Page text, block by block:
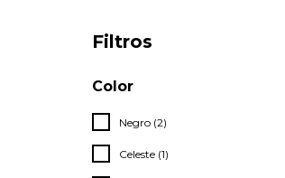
Filtros
Color
Negro (2)
Celeste (1)